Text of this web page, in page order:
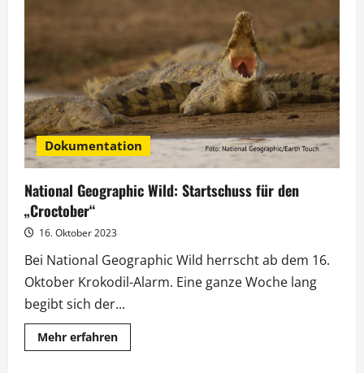
Dokumentation
National Geographic Wild: Startschuss für den
„Croctober“
16. Oktober 2023
Bei National Geographic Wild herrscht ab dem 16.
Oktober Krokodil-Alarm. Eine ganze Woche lang
begibt sich der...
Mehr erfahrenMehr
Informationen